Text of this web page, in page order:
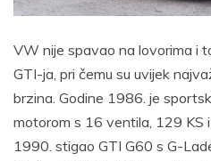
VW nije spavao na lovorima i
GTI-ja, pri čemu su uvijek
brzina. Godine 1986. je
motorom s 16 ventila, 129 KS
1990. stigao GTI G60 s G-